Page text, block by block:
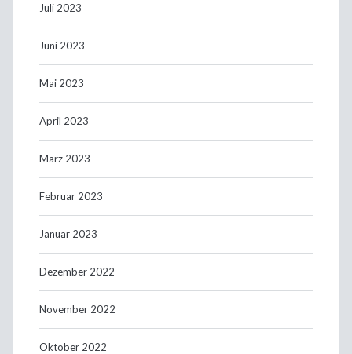
Juli 2023
Juni 2023
Mai 2023
April 2023
März 2023
Februar 2023
Januar 2023
Dezember 2022
November 2022
Oktober 2022